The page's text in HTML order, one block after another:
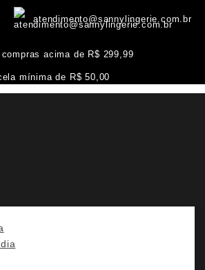
atendimento@sannylingerie.com.br
acima de R$ 299,99
mínima de R$ 50,00